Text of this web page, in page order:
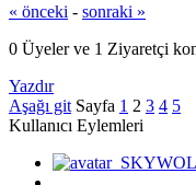
« önceki - sonraki »
0 Üyeler ve 1 Ziyaretçi
Yazdır
Aşağı git Sayfa 1 2 3 4 5
Kullanıcı Eylemleri